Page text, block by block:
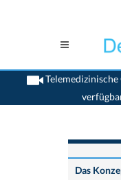
Das